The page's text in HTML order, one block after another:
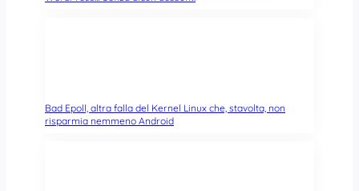
Bad Epoll, altra falla del Kernel Linux che, stavolta, non
risparmia nemmeno Android